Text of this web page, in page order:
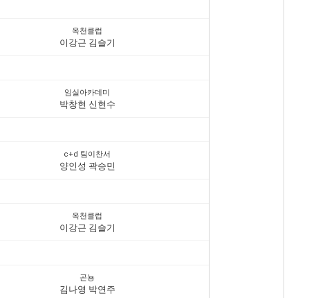
옥천클럽
이강근 김슬기
임실아카데미
박창현 신현수
c+d 팀이찬서
양인성 곽승민
옥천클럽
이강근 김슬기
곤뇽
김나영 박연주